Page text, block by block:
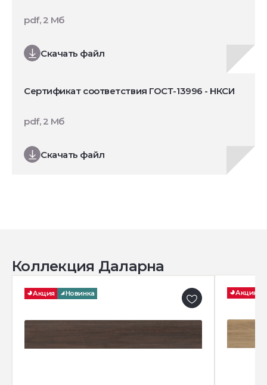
Скачать файл
pdf, 2 Мб
Сертификат соответствия ГОСТ-13996 - НКСИ
Скачать файл
pdf, 2 Мб
Коллекция Даларна
Акция Новинка Акция